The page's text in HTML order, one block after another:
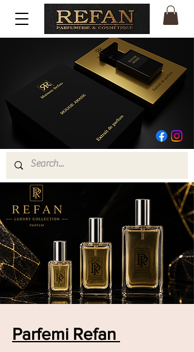
Parfemi Refan